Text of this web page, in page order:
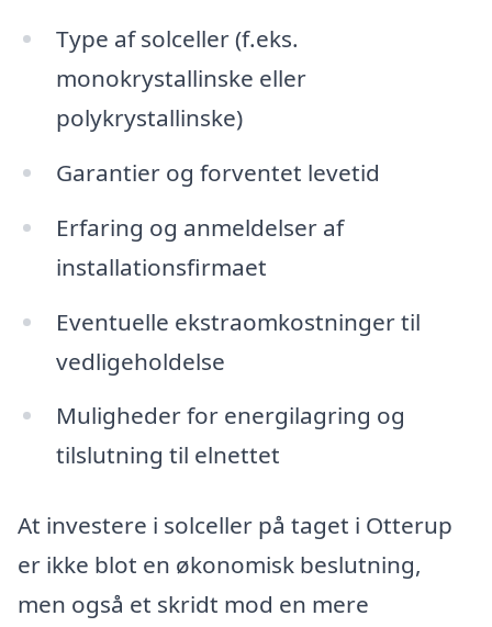
Type af solceller (f.eks.
monokrystallinske eller
polykrystallinske)
Garantier og forventet levetid
Erfaring og anmeldelser af
installationsfirmaet
Eventuelle ekstraomkostninger til
vedligeholdelse
Muligheder for energilagring og
tilslutning til elnettet
At investere i solceller på taget i Otterup
er ikke blot en økonomisk beslutning,
men også et skridt mod en mere